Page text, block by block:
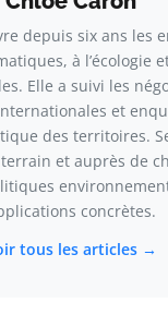
depuis six ans les
à l’écologie
Elle a suivi les
et
des territoires.
et auprès de
concrètes.
tous les articles →